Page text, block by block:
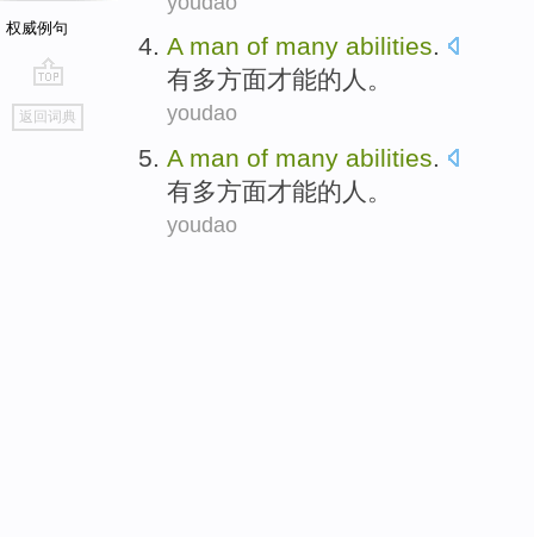
权威例句
go
top
返回词典
A man of many abilities.
有多方面才能的 人 。
youdao
A man of many abilities.
有多方面才能的 人 。
youdao